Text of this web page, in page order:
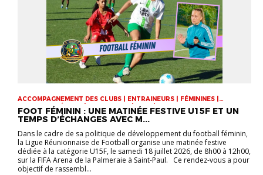
ACCOMPAGNEMENT DES CLUBS | ENTRAINEURS | FÉMININES |
FOOTBALL FÉMININ | INFOS-LIGUE | U15F | VIE DES CLUBS
FOOT FÉMININ : UNE MATINÉE FESTIVE U15F ET UN
TEMPS D’ÉCHANGES AVEC M...
Dans le cadre de sa politique de développement du football féminin,
la Ligue Réunionnaise de Football organise une matinée festive
dédiée à la catégorie U15F, le samedi 18 juillet 2026, de 8h00 à 12h00,
sur la FIFA Arena de la Palmeraie à Saint-Paul. Ce rendez-vous a pour
objectif de rassembl...